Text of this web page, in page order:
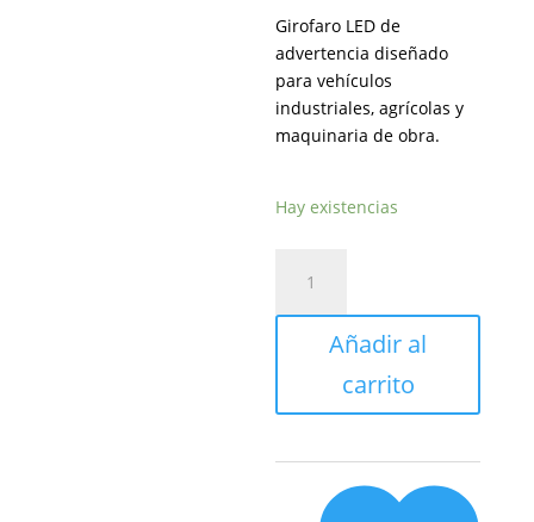
Girofaro LED de
advertencia diseñado
para vehículos
industriales, agrícolas y
maquinaria de obra.
Hay existencias
19W
MAGNETICA
FARGO
Añadir al
carrito